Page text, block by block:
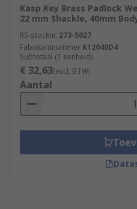
Kasp Key Brass Padlock
22 mm Shackle, 40mm
RS-stocknr. 273-5027
Fabrikantnummer K12040D4
Subtotaal (1 eenheid)
€ 32,63(excl. BTW)
Aantal